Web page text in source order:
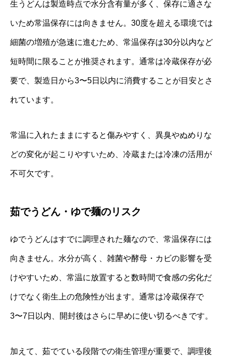
生うどんは製造時点で水分含有量が多く、保存に適さな
いため常温保存には向きません。30度を超える環境では
細菌の増殖が急速に進むため、常温保存は30分以内など
短時間に限ることが推奨されます。通常は冷蔵保存が必
要で、製造日から3〜5日以内に消費することが目安とさ
れています。
常温に入れたままにすると傷みやすく、異臭やぬめりな
どの変化が起こりやすいため、冷蔵または冷凍の活用が
不可欠です。
茹でうどん・ゆで麺のリスク
ゆでうどんはすでに調理された麺なので、常温保存には
向きません。水分が高く、雑菌や酵母・カビの影響を受
けやすいため、常温に放置すると数時間で食感の劣化だ
けでなく衛生上の危険性が出ます。通常は冷蔵保存で
3〜7日以内、開封後はさらに早めに使い切るべきです。
加えて、茹でている段階での衛生管理が重要で、調理後